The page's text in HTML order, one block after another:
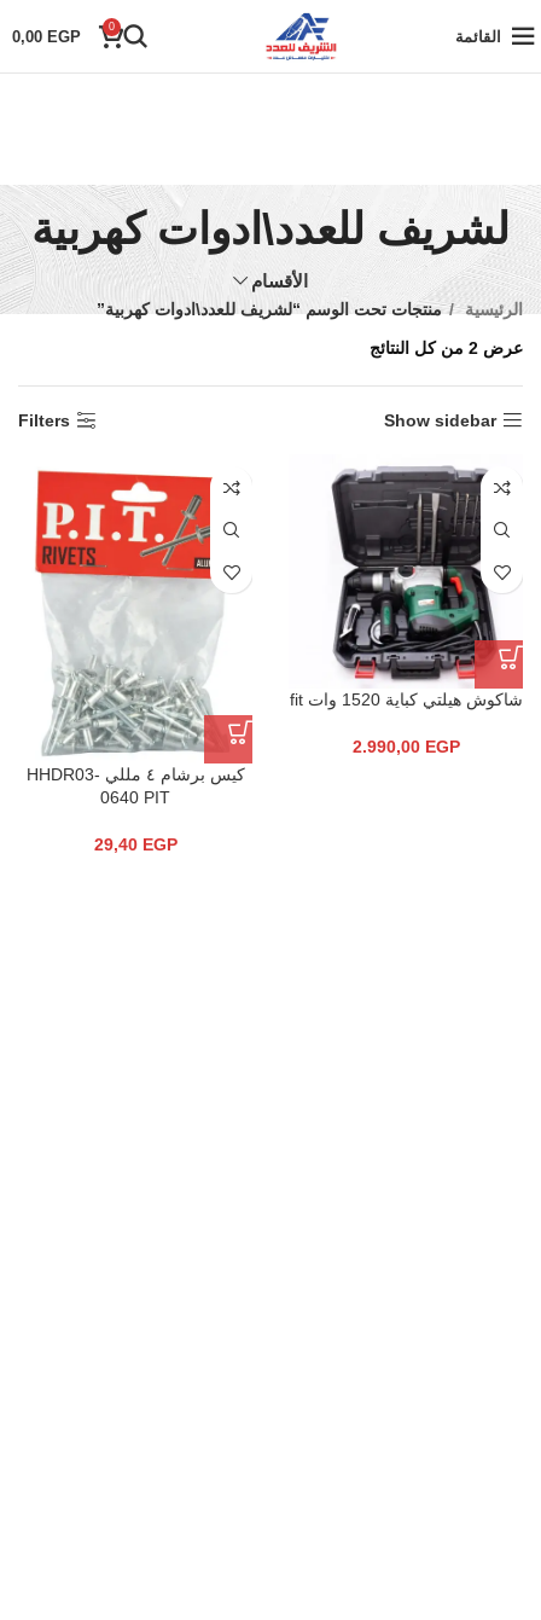
القائمة
0
0,00 EGP
لشريف للعدد\ادوات كهربية
الأقسام
الرئيسية
منتجات تحت الوسم “لشريف للعدد\ادوات كهربية”
عرض ⁦2⁩ من كل النتائج
Show sidebar
Filters
شاكوش هيلتي كباية 1520 وات fit
2.990,00 EGP
كيس برشام ٤ مللي HHDR03-
0640 PIT
29,40 EGP